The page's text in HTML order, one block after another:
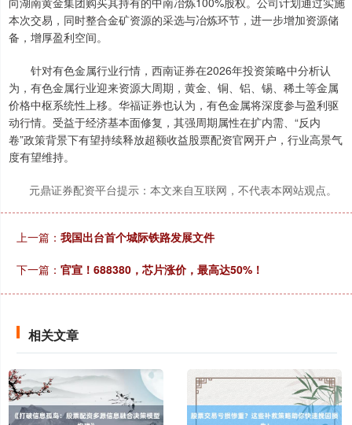
本次交易，同时整合金矿资源的采选与冶炼环节，进一步增加资源储
备，增厚盈利空间。
针对有色金属行业行情，西南证券在2026年投资策略中分析认
为，有色金属行业迎来资源大周期，黄金、铜、铝、锡、稀土等金属
价格中枢系统性上移。华福证券也认为，有色金属将深度参与盈利驱
动行情。受益于经济基本面修复，其强周期属性在扩内需、“反内
卷”政策背景下有望持续释放超额收益股票配资官网开户，行业高景气
度有望维持。
元鼎证券配资平台提示：本文来自互联网，不代表本网站观点。
上一篇： 我国出台首个城际铁路发展文件
下一篇： 官宣！688380，芯片涨价，最高达50%！
相关文章
深证成指
沪深300 4689.20 +37.89 +0.81%
北证50